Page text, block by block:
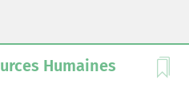
ailleurs, le secteur du cirque
intéressantes : il est
oscillent entre 400
car certains cirques ne sont
Humaines